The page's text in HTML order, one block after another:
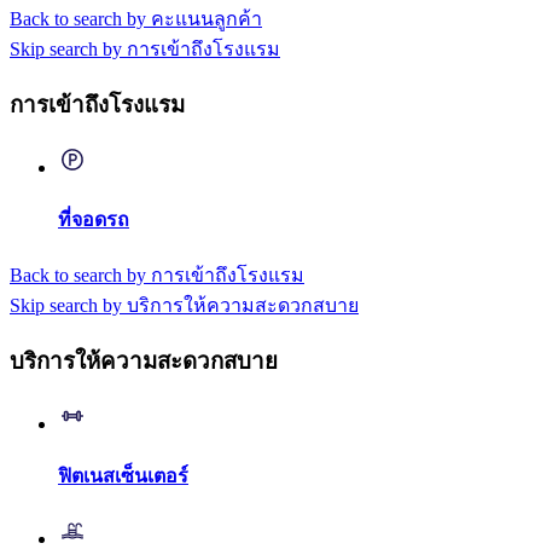
Back to search by คะแนนลูกค้า
Skip search by การเข้าถึงโรงแรม
การเข้าถึงโรงแรม
ที่จอดรถ
Back to search by การเข้าถึงโรงแรม
Skip search by บริการให้ความสะดวกสบาย
บริการให้ความสะดวกสบาย
ฟิตเนสเซ็นเตอร์